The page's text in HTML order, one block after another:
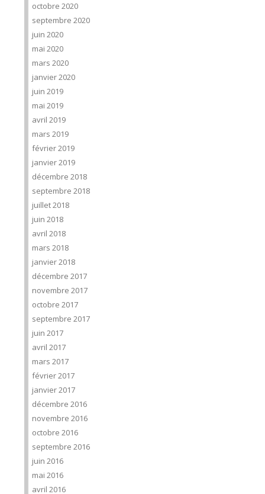
octobre 2020
septembre 2020
juin 2020
mai 2020
mars 2020
janvier 2020
juin 2019
mai 2019
avril 2019
mars 2019
février 2019
janvier 2019
décembre 2018
septembre 2018
juillet 2018
juin 2018
avril 2018
mars 2018
janvier 2018
décembre 2017
novembre 2017
octobre 2017
septembre 2017
juin 2017
avril 2017
mars 2017
février 2017
janvier 2017
décembre 2016
novembre 2016
octobre 2016
septembre 2016
juin 2016
mai 2016
avril 2016